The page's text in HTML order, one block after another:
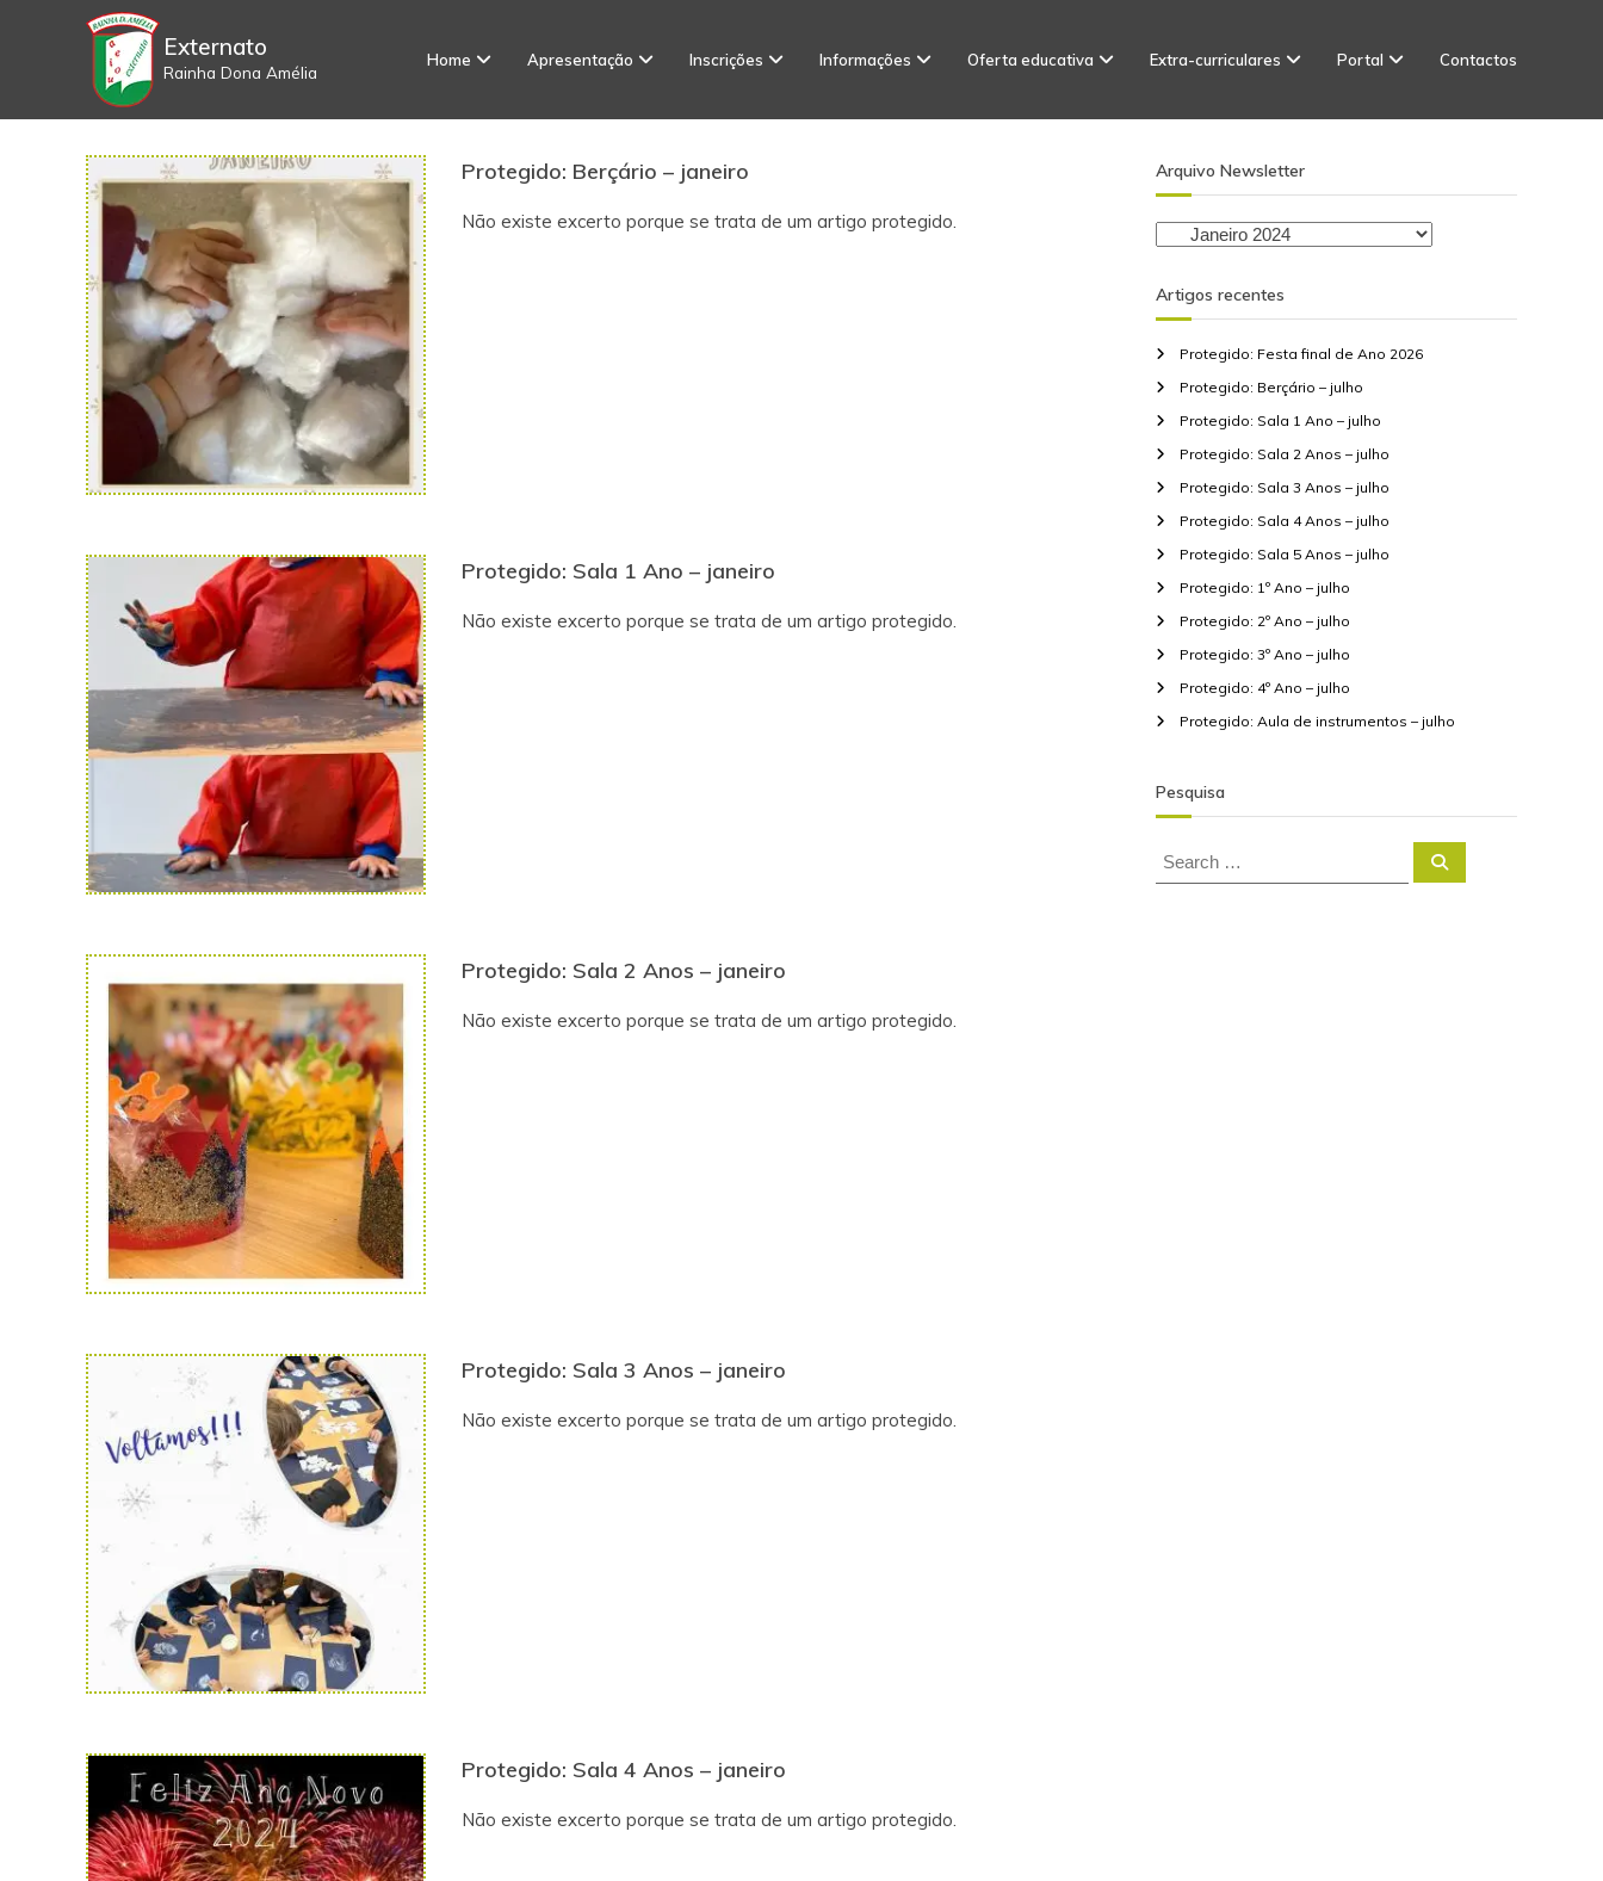
t
Externato
Rainha Dona Amélia
Home Apresentação Inscrições Informações Oferta educativa Extra-curriculares Portal Contactos
Protegido: Berçário – janeiro
Não existe excerto porque se trata de um artigo protegido.
Protegido: Sala 1 Ano – janeiro
Não existe excerto porque se trata de um artigo protegido.
Protegido: Sala 2 Anos – janeiro
Não existe excerto porque se trata de um artigo protegido.
Protegido: Sala 3 Anos – janeiro
Não existe excerto porque se trata de um artigo protegido.
Protegido: Sala 4 Anos – janeiro
Não existe excerto porque se trata de um artigo protegido.
Arquivo Newsletter
A
q
v
o
N
w
s
l
e
t
e
r
Artigos recentes
Protegido: Festa final de Ano 2026
Protegido: Berçário – julho
Protegido: Sala 1 Ano – julho
Protegido: Sala 2 Anos – julho
Protegido: Sala 3 Anos – julho
Protegido: Sala 4 Anos – julho
Protegido: Sala 5 Anos – julho
Protegido: 1º Ano – julho
Protegido: 2º Ano – julho
Protegido: 3º Ano – julho
Protegido: 4º Ano – julho
Protegido: Aula de instrumentos – julho
Pesquisa
S
e
S